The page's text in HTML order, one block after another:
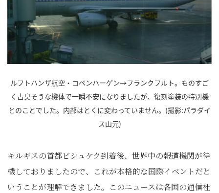
ルフトハンザ航空・コペンハーゲン→フランクフルト。ものすご
く古臭そうな機体で一瞬不安になりましたが、復刻塗装の特別機
とのことでした。内部はとくに変わっていません。(撮影:パラダイ
ス山元)
キルギスの首都ビシュケク到着後、世界中の報道機関が待
機しておりましたので、これが本格的な国際イベントだと
いうことが理解できました。このニュースは各国の通信社